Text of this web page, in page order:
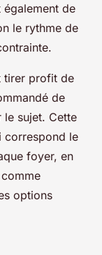
de
le rythme de
tirer profit de
de
le sujet. Cette
correspond le
foyer, en
options